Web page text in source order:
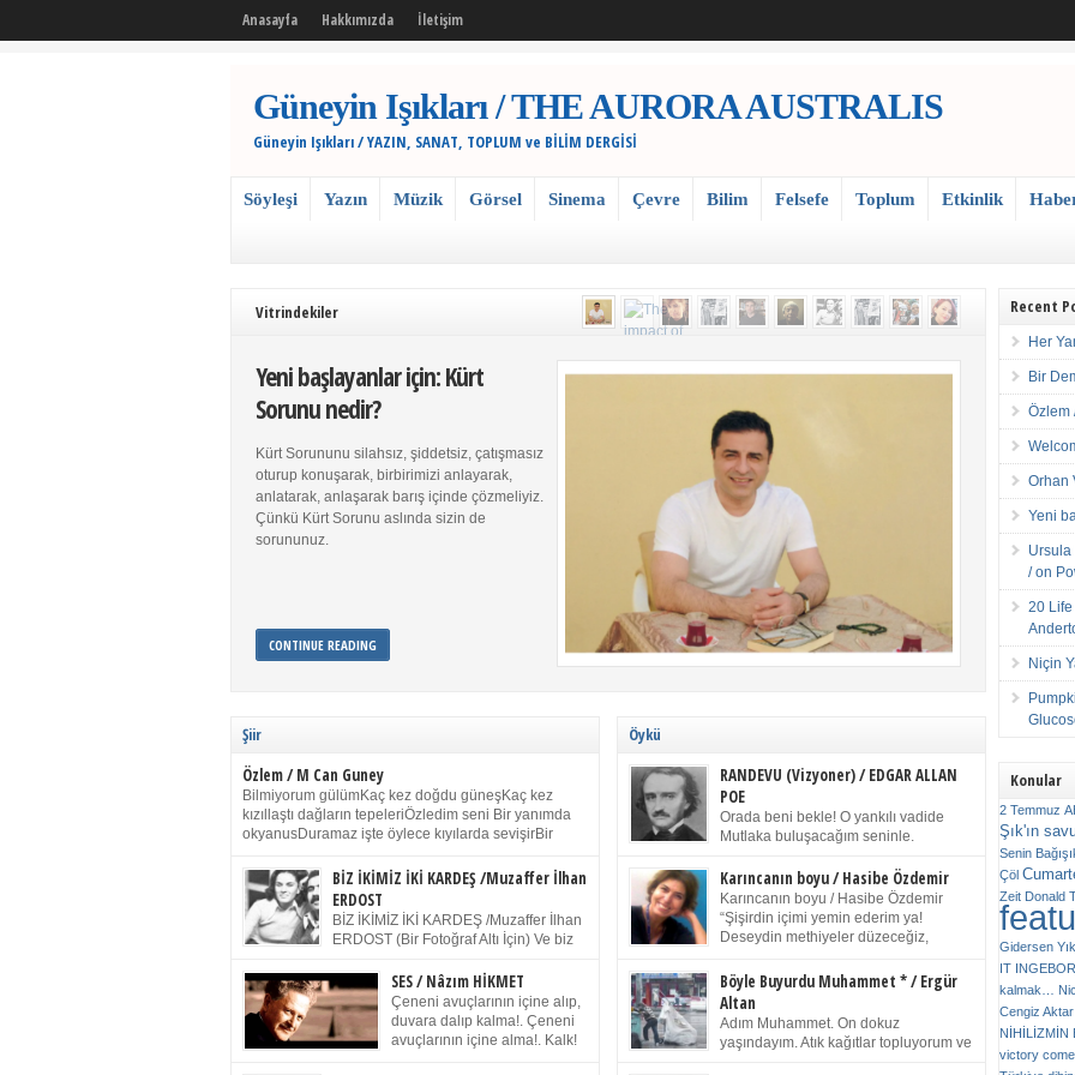
Anasayfa Hakkımızda İletişim
Güneyin Işıkları / THE AURORA AUSTRALIS
Güneyin Işıkları / YAZIN, SANAT, TOPLUM ve BİLİM DERGİSİ
Söyleşi Yazın Müzik Görsel Sinema Çevre Bilim Felsefe Toplum Etkinlik
Vitrindekiler
Yeni başlayanlar için: Kürt
Sorunu nedir?
Kürt Sorununu silahsız, şiddetsiz, çatışmasız
oturup konuşarak, birbirimizi anlayarak,
anlatarak, anlaşarak barış içinde çözmeliyiz.
Çünkü Kürt Sorunu aslında sizin de
sorununuz.
CONTINUE READING
Şiir
Özlem / M Can Guney
Bilmiyorum gülümKaç kez doğdu güneşKaç kez
kızıllaştı dağların tepeleriÖzledim seni Bir yanımda
okyanusDuramaz işte öylece kıyılarda sevişirBir
dururSokulur yalnızlığıma kokun olur Gözlerim bir
buruk gülümsemeDudağımda buğusu
öpüşlerinGeceler boyuÖzledim seni 2004 Haziran
Sydney / Toplumsal Kaynak / Memduh Güney
BİZ İKİMİZ İKİ KARDEŞ /Muzaffer İlhan
ERDOST
BİZ İKİMİZ İKİ KARDEŞ /Muzaffer İlhan
ERDOST (Bir Fotoğraf Altı İçin) Ve biz
Duracağız Fotoğrafımızda durduğumuz gibi Benim
ellerimde kelepçe Yüzümde yapay bir gülüş
(Kelepçeyi yadırgamanın gülüşü belki İlk kez olduğu
için Sonra alıştım Ve unuttum sonra kelepçeyi
SES / Nâzım HİKMET
Çeneni avuçlarının içine alıp,
duvara dalıp kalma!. Çeneni
avuçlarının içine alma!. Kalk!
Öykü
RANDEVU (Vizyoner) / EDGAR ALLAN
POE
Orada beni bekle! O yankılı vadide
Mutlaka buluşacağım seninle.
karısının ölümü üstüne yazdığı ağıt.) Talihsiz ve
gizemli adam! – Sen ki kendi hayal gücünün
parlaklığıyla afalladın, gençliğinin alevleri arasına
düştün! Hayalimde seni tekrar görüyorum! Bir kez
olduğun gibi değil soğuk vadide ve gölgelerin […]
Karıncanın boyu / Hasibe Özdemir
Karıncanın boyu / Hasibe Özdemir
“Şişirdin içimi yemin ederim ya!
Deseydin methiyeler düzeceğiz,
titriyor. “Sana gel demedim kızım.” diyorum sakince.
“Takıldın peşime madem, ne duyarsan
katlanacaksın.” Bir sigara yakıyor. Başını yana yatırıp,
bezmiş annelerin yılgın bakışıyla süzüyor beni.
Kaşlarımı kaldırıp ona bakıyorum ben de. Pes ediyor.
Böyle Buyurdu Muhammet * / Ergür
Altan
Adım Muhammet. On dokuz
yaşındayım. Atık kağıtlar topluyorum ve
Recent
Her
Bir
Özlem
Orhan
Yeni
Ursula
/ on
20
Niçin
Konular
2 Temmuz
Şık'ın
Senin
Çöl
Zeit Donald
Gidersen
IT
kalmak…
Cengiz Aktar
NİHİLİZMİN
victory